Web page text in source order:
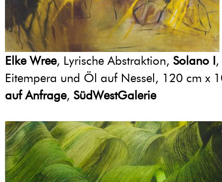
Elke Wree, Lyrische Abstraktion, Solano I
Eitempera und Öl auf Nessel, 120 cm x
auf Anfrage, SüdWestGalerie